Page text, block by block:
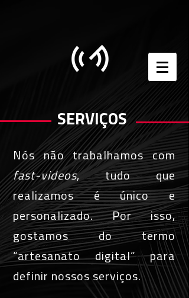
SERVIÇOS
Nós não trabalhamos com
fast-videos, tudo que
realizamos é único e
personalizado. Por isso,
gostamos do termo
“artesanato digital” para
definir nossos serviços.